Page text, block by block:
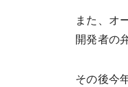
また、オ
開発者の
その後今